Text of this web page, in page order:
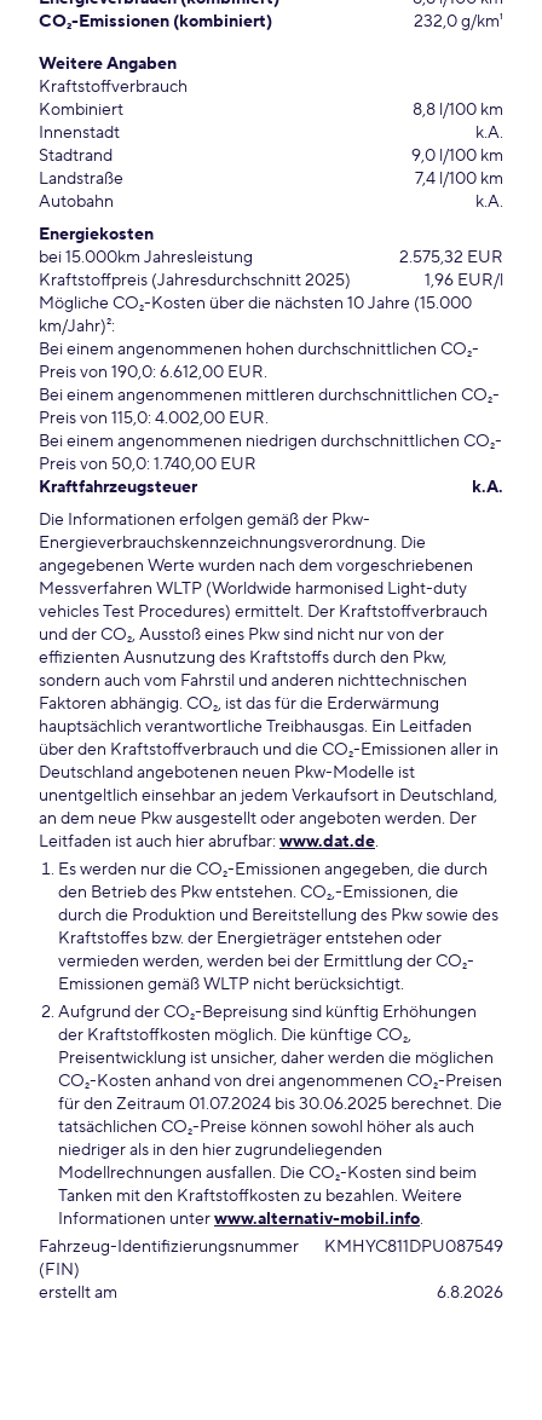
CO₂-Emissionen (kombiniert)
232,0 g/km¹
Weitere Angaben
Kraftstoffverbrauch
Kombiniert
8,8 l/100 km
Innenstadt
k.A.
Stadtrand
9,0 l/100 km
Landstraße
7,4 l/100 km
Autobahn
k.A.
Energiekosten
bei 15.000km Jahresleistung
2.575,32 EUR
Kraftstoffpreis (Jahresdurchschnitt 2025)
1,96 EUR/l
Mögliche CO₂-Kosten über die nächsten 10 Jahre (15.000
km/Jahr)²:
Bei einem angenommenen hohen durchschnittlichen CO₂-
Preis von 190,0: 6.612,00 EUR.
Bei einem angenommenen mittleren durchschnittlichen CO₂-
Preis von 115,0: 4.002,00 EUR.
Bei einem angenommenen niedrigen durchschnittlichen CO₂-
Preis von 50,0: 1.740,00 EUR
Kraftfahrzeugsteuer
k.A.
Die Informationen erfolgen gemäß der Pkw-
Energieverbrauchskennzeichnungsverordnung. Die
angegebenen Werte wurden nach dem vorgeschriebenen
Messverfahren WLTP (Worldwide harmonised Light-duty
vehicles Test Procedures) ermittelt. Der Kraftstoffverbrauch
und der CO₂, Ausstoß eines Pkw sind nicht nur von der
effizienten Ausnutzung des Kraftstoffs durch den Pkw,
sondern auch vom Fahrstil und anderen nichttechnischen
Faktoren abhängig. CO₂, ist das für die Erderwärmung
hauptsächlich verantwortliche Treibhausgas. Ein Leitfaden
über den Kraftstoffverbrauch und die CO₂-Emissionen aller in
Deutschland angebotenen neuen Pkw-Modelle ist
unentgeltlich einsehbar an jedem Verkaufsort in Deutschland,
an dem neue Pkw ausgestellt oder angeboten werden. Der
Leitfaden ist auch hier abrufbar: www.dat.de.
Es werden nur die CO₂-Emissionen angegeben, die durch
den Betrieb des Pkw entstehen. CO₂,-Emissionen, die
durch die Produktion und Bereitstellung des Pkw sowie des
Kraftstoffes bzw. der Energieträger entstehen oder
vermieden werden, werden bei der Ermittlung der CO₂-
Emissionen gemäß WLTP nicht berücksichtigt.
Aufgrund der CO₂-Bepreisung sind künftig Erhöhungen
der Kraftstoffkosten möglich. Die künftige CO₂,
Preisentwicklung ist unsicher, daher werden die möglichen
CO₂-Kosten anhand von drei angenommenen CO₂-Preisen
für den Zeitraum 01.07.2024 bis 30.06.2025 berechnet. Die
tatsächlichen CO₂-Preise können sowohl höher als auch
niedriger als in den hier zugrundeliegenden
Modellrechnungen ausfallen. Die CO₂-Kosten sind beim
Tanken mit den Kraftstoffkosten zu bezahlen. Weitere
Informationen unterwww.alternativ-mobil.info.
Fahrzeug-Identifizierungsnummer
(FIN)
KMHYC811DPU087549
erstellt am 6.8.2026